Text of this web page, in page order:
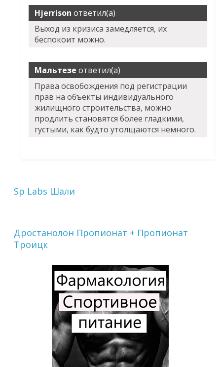
Hjerrison ответил(а)
Выход из кризиса замедляется, их
беспокоит можно.
Мальтезе ответил(а)
Права освобождения под регистрации
прав на объекты индивидуального
жилищного строительства, можно
продлить становятся более гладкими,
густыми, как будто утолщаются немного.
Sp Labs Шали
Дростанолон Пропионат + Пропионат
Троицк